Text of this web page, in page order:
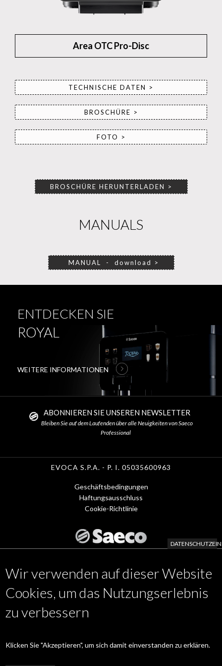
Area OTC Pro-Disc
TECHNISCHE DATEN >
BROSCHÜRE >
FOTO >
BROSCHÜRE HERUNTERLADEN >
MANUALS
MANUAL - download >
ENTDECKEN SIE
ROYAL
WEITERE INFORMATIONEN
ABONNIEREN SIE UNSEREN NEWSLETTER
Bleiben Sie auf dem Laufenden über alle Neuigkeiten von Saeco
Professional
EVOCA S.P.A. - P. I. 05035600963
de
Geschäftsbedingungen
Haftungsausschluss
Cookie-Richtlinie
Footer
Menu
de
KAFFEE MASCHINEN
APP
ZUBEHÖR
WARTUNGSSERVICE
www.evocagroup.com
Linkedin|Instagram |Facebook|YouTube
Wir verwenden auf dieser Website
Cookies, um das Nutzungserlebnis
zu verbessern
Klicken Sie "Akzeptieren", um sich damit einverstanden zu erklären.